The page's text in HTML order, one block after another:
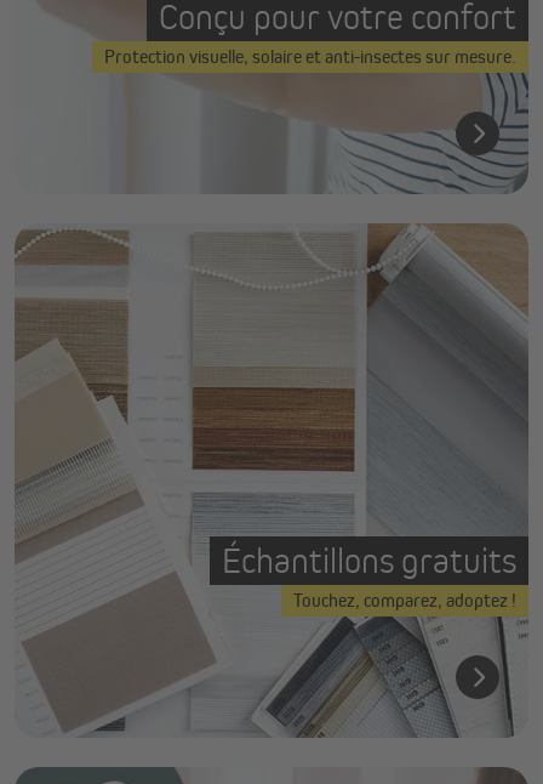
Conçu pour votre confort
Protection visuelle, solaire et anti-insectes sur mesure.
Échantillons gratuits
Touchez, comparez, adoptez !